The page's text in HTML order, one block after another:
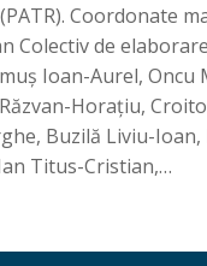
Coordonate
Colectiv de
Ioan-Aurel, Oncu
Horaţiu,
Buzilă Liviu-Ioan,
Titus-Cristian,…